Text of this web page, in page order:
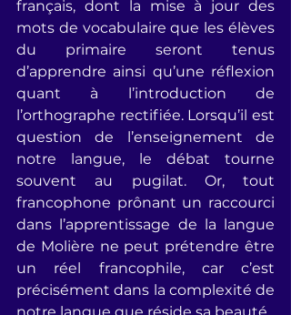
français, dont la mise à jour des
mots de vocabulaire que les élèves
du primaire seront tenus
d’apprendre ainsi qu’une réflexion
quant à l’introduction de
l’orthographe rectifiée. Lorsqu’il est
question de l’enseignement de
notre langue, le débat tourne
souvent au pugilat. Or, tout
francophone prônant un raccourci
dans l’apprentissage de la langue
de Molière ne peut prétendre être
un réel francophile, car c’est
précisément dans la complexité de